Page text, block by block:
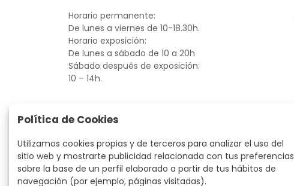
Horario permanente:
De lunes a viernes de 10-18.30h.
Horario exposición:
De lunes a sábado de 10 a 20h
Sábado después de exposición:
10 – 14h.
Política de Cookies
Utilizamos cookies propias y de terceros para analizar el uso del
sitio web y mostrarte publicidad relacionada con tus preferencias
sobre la base de un perfil elaborado a partir de tus hábitos de
navegación (por ejemplo, páginas visitadas).